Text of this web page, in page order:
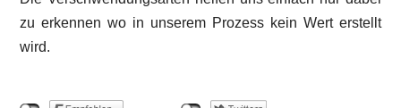
zu erkennen wo in unserem Prozess kein Wert erstellt
wird.